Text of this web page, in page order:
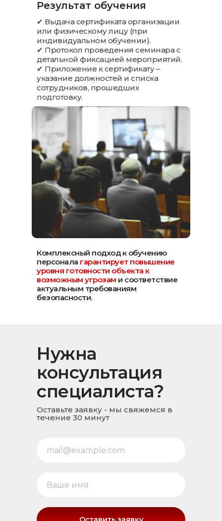
✔ Выдача сертификата организации
или физическому лицу (при
индивидуальном обучении).
✔ Протокол проведения семинара с
детальной фиксацией мероприятий.
✔ Приложение к сертификату –
указание должностей и списка
сотрудников, прошедших
подготовку.
Результат обучения
Комплексный подход к обучению
персонала гарантирует повышение
уровня готовности объекта к
возможным угрозам и соответствие
актуальным требованиям
безопасности.
Нужна
консультация
специалиста?
Оставьте заявку - мы свяжемся в
течение 30 минут